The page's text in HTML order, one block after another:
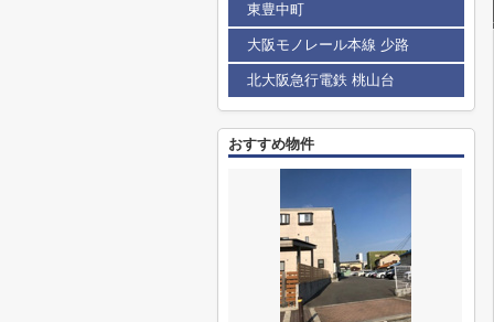
東豊中町
大阪モノレール本線 少路
北大阪急行電鉄 桃山台
おすすめ物件